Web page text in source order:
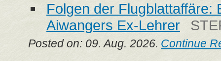
Folgen der Flugblattaffäre:
Aiwangers Ex-Lehrer
Posted on: 09. Aug. 2026. Continue